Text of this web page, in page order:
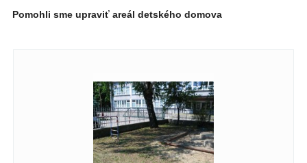
Pomohli sme upraviť areál detského domova